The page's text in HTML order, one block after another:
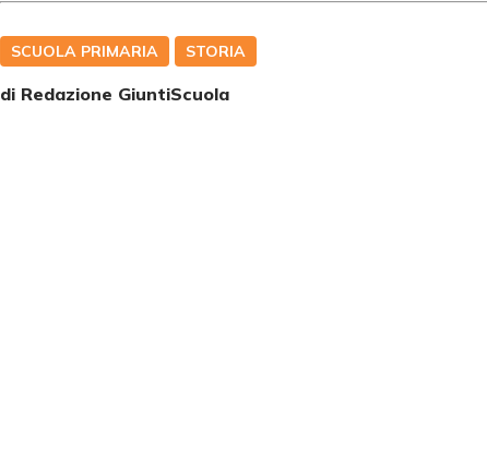
SCUOLA PRIMARIA STORIA
di Redazione GiuntiScuola